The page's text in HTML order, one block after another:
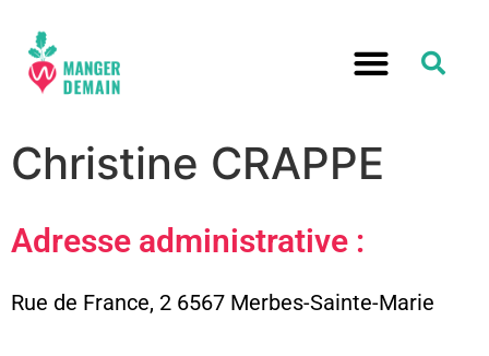
Christine CRAPPE
Adresse administrative :
Rue de France, 2 6567 Merbes-Sainte-Marie